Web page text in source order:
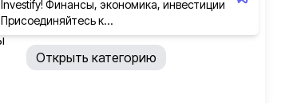
Investify! Финансы, экономика, инвестиции
Присоединяйтесь к...
Открыть категорию